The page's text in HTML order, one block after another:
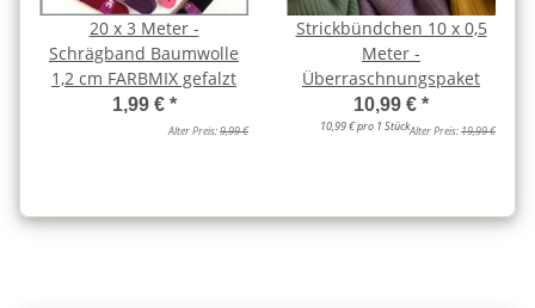
20 x 3 Meter -
Schrägband Baumwolle
1,2 cm FARBMIX gefalzt
1,99 € *
Alter Preis:9,99 €
Strickbündchen 10 x 0,5
Meter -
Überraschnungspaket
10,99 € *
10,99 € pro 1 StückAlter Preis:19,99 €